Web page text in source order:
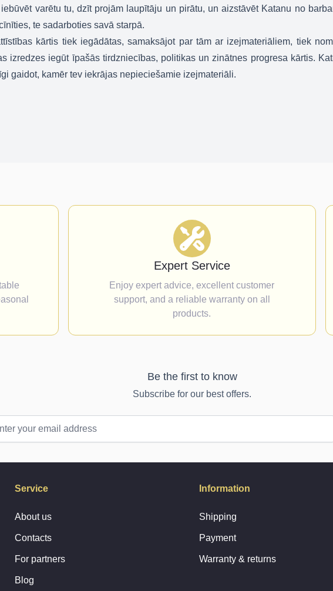
varētu tu, dzīt projām laupītāju un pirātu, un aizstāvēt Katanu no
te sadarboties savā starpā.
kārtis tiek iegādātas, samaksājot par tām ar izejmateriāliem, tiek
izredzes iegūt īpašās tirdzniecības, politikas un zinātnes progresa kārtis.
gaidot, kamēr tev iekrājas nepieciešamie izejmateriāli.
Expert Service
Enjoy expert advice, excellent customer
support, and a reliable warranty on all
products.
Be the first to know
Subscribe for our best offers.
Service
About us
Contacts
For partners
Blog
Information
Shipping
Payment
Warranty & returns